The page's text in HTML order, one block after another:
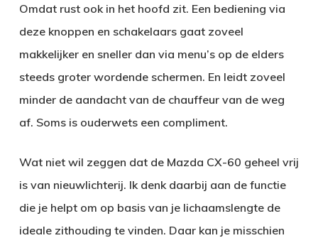
Omdat rust ook in het hoofd zit. Een bediening via
deze knoppen en schakelaars gaat zoveel
makkelijker en sneller dan via menu’s op de elders
steeds groter wordende schermen. En leidt zoveel
minder de aandacht van de chauffeur van de weg
af. Soms is ouderwets een compliment.
Wat niet wil zeggen dat de Mazda CX-60 geheel vrij
is van nieuwlichterij. Ik denk daarbij aan de functie
die je helpt om op basis van je lichaamslengte de
ideale zithouding te vinden. Daar kan je misschien